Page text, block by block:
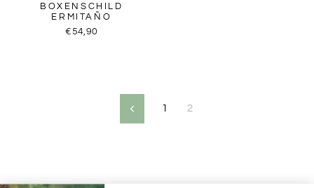
BOXENSCHILD
ERMITAÑO
€54,90
Zurück 1 2